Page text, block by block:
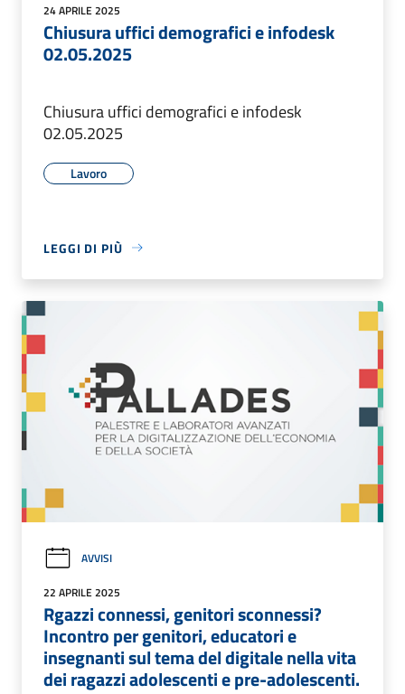
24 APRILE 2025
Chiusura uffici demografici e infodesk
02.05.2025
Chiusura uffici demografici e infodesk
02.05.2025
Lavoro
LEGGI DI PIÙ
AVVISI
22 APRILE 2025
Rgazzi connessi, genitori sconnessi?
Incontro per genitori, educatori e
insegnanti sul tema del digitale nella vita
dei ragazzi adolescenti e pre-adolescenti.